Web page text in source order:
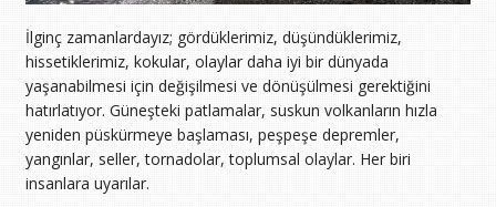
İlginç zamanlardayız; gördüklerimiz, düşündüklerimiz,
hissetiklerimiz, kokular, olaylar daha iyi bir dünyada
yaşanabilmesi için değişilmesi ve dönüşülmesi gerektiğini
hatırlatıyor. Güneşteki patlamalar, suskun volkanların hızla
yeniden püskürmeye başlaması, peşpeşe depremler,
yangınlar, seller, tornadolar, toplumsal olaylar. Her biri
insanlara uyarılar.